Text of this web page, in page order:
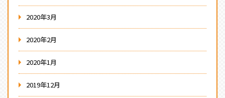
2020年3月
2020年2月
2020年1月
2019年12月